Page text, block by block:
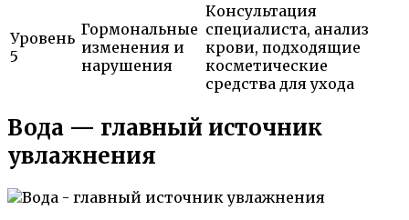
Уровень
5
Гормональные
изменения и
нарушения
Консультация
специалиста, анализ
крови, подходящие
косметические
средства для ухода
Вода — главный источник
увлажнения